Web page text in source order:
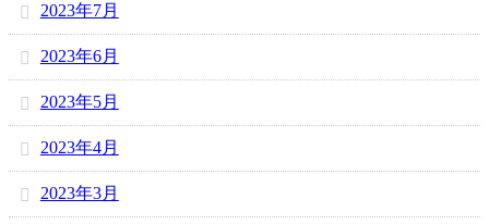
2023年7月
2023年6月
2023年5月
2023年4月
2023年3月